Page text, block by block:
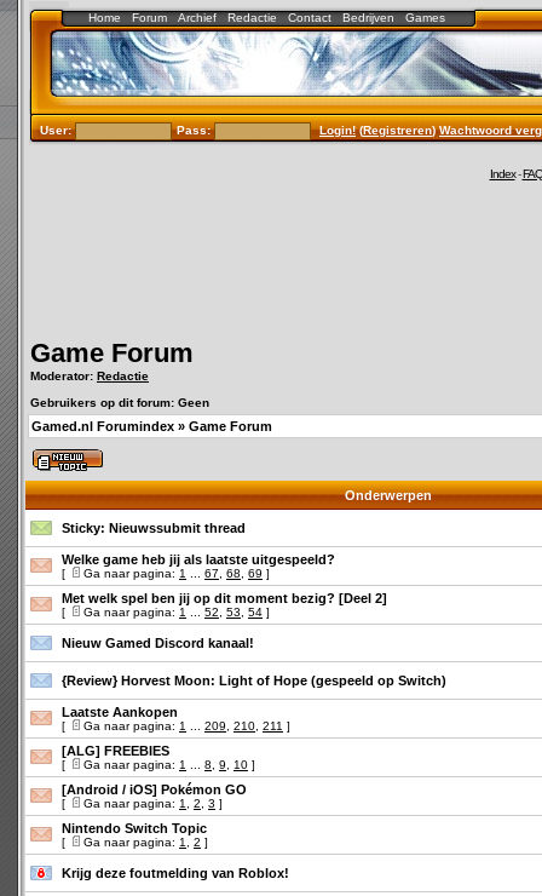
Home Forum Archief Redactie Contact Bedrijven Games
User: Pass: Login!(Registreren)Wachtwoord
Index-FAQ
Game Forum
Moderator: Redactie
Gebruikers op dit forum: Geen
Gamed.nl Forumindex » Game Forum
Onderwerpen
Sticky: Nieuwssubmit thread
Welke game heb jij als laatste uitgespeeld?
[ Ga naar pagina: 1 67 68 69 ]
Met welk spel ben jij op dit moment bezig? [Deel 2]
[ Ga naar pagina: 1 52 53 54 ]
Nieuw Gamed Discord kanaal!
{Review} Horvest Moon: Light of Hope (gespeeld op Switch)
Laatste Aankopen
[ Ga naar pagina: 1 209 210 211 ]
[ALG] FREEBIES
[ Ga naar pagina: 1 8 9 10 ]
[Android / iOS] Pokémon GO
[ Ga naar pagina: 1 2 3 ]
Nintendo Switch Topic
[ Ga naar pagina: 1 2 ]
Krijg deze foutmelding van Roblox!